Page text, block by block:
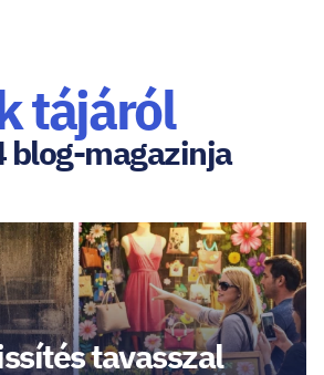
tájáról
blog-magazinja
tavasszal